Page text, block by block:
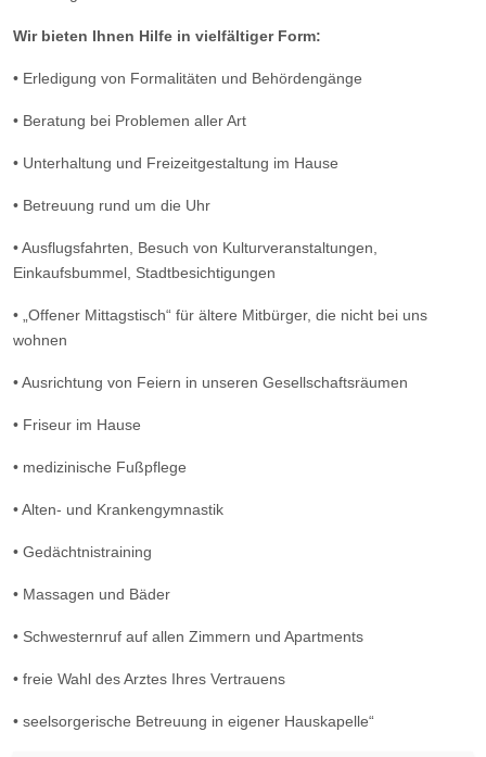
Wir bieten Ihnen Hilfe in vielfältiger Form:
• Erledigung von Formalitäten und Behördengänge
• Beratung bei Problemen aller Art
• Unterhaltung und Freizeitgestaltung im Hause
• Betreuung rund um die Uhr
• Ausflugsfahrten, Besuch von Kulturveranstaltungen,
Einkaufsbummel, Stadtbesichtigungen
• „Offener Mittagstisch“ für ältere Mitbürger, die nicht bei uns
wohnen
• Ausrichtung von Feiern in unseren Gesellschaftsräumen
• Friseur im Hause
• medizinische Fußpflege
• Alten- und Krankengymnastik
• Gedächtnistraining
• Massagen und Bäder
• Schwesternruf auf allen Zimmern und Apartments
• freie Wahl des Arztes Ihres Vertrauens
• seelsorgerische Betreuung in eigener Hauskapelle“